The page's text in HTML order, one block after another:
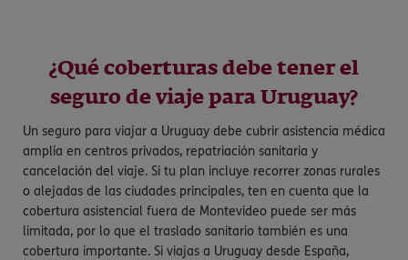
¿Qué coberturas debe tener el
seguro de viaje para Uruguay?
Un seguro para viajar a Uruguay debe cubrir asistencia médica
amplia en centros privados, repatriación sanitaria y
cancelación del viaje. Si tu plan incluye recorrer zonas rurales
o alejadas de las ciudades principales, ten en cuenta que la
cobertura asistencial fuera de Montevideo puede ser más
limitada, por lo que el traslado sanitario también es una
cobertura importante. Si viajas a Uruguay desde España,